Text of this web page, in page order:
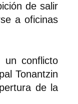
de salir
a oficinas
conflicto
Tonantzin
de la